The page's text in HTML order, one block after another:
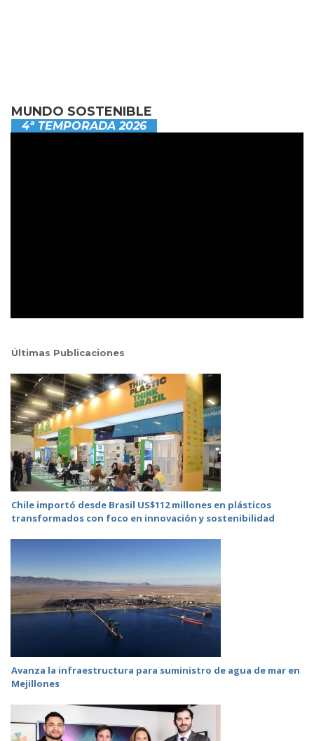
MUNDO SOSTENIBLE
4ª TEMPORADA 2026
Últimas Publicaciones
Chile importó desde Brasil US$112 millones en plásticos
transformados con foco en innovación y sostenibilidad
Avanza la infraestructura para suministro de agua de mar en
Mejillones